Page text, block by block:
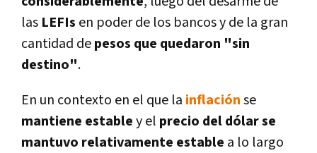
las LEFIs en poder de los bancos y de la gran
cantidad depesos que quedaron "sin
destino".
En un contexto en el que la inflaciónse
mantiene establey el precio del dólar se
mantuvo relativamente estable a lo largo